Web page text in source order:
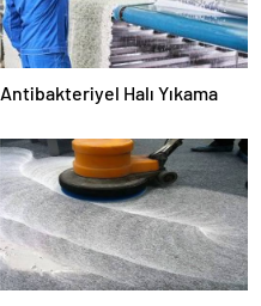
Antibakteriyel Halı Yıkama